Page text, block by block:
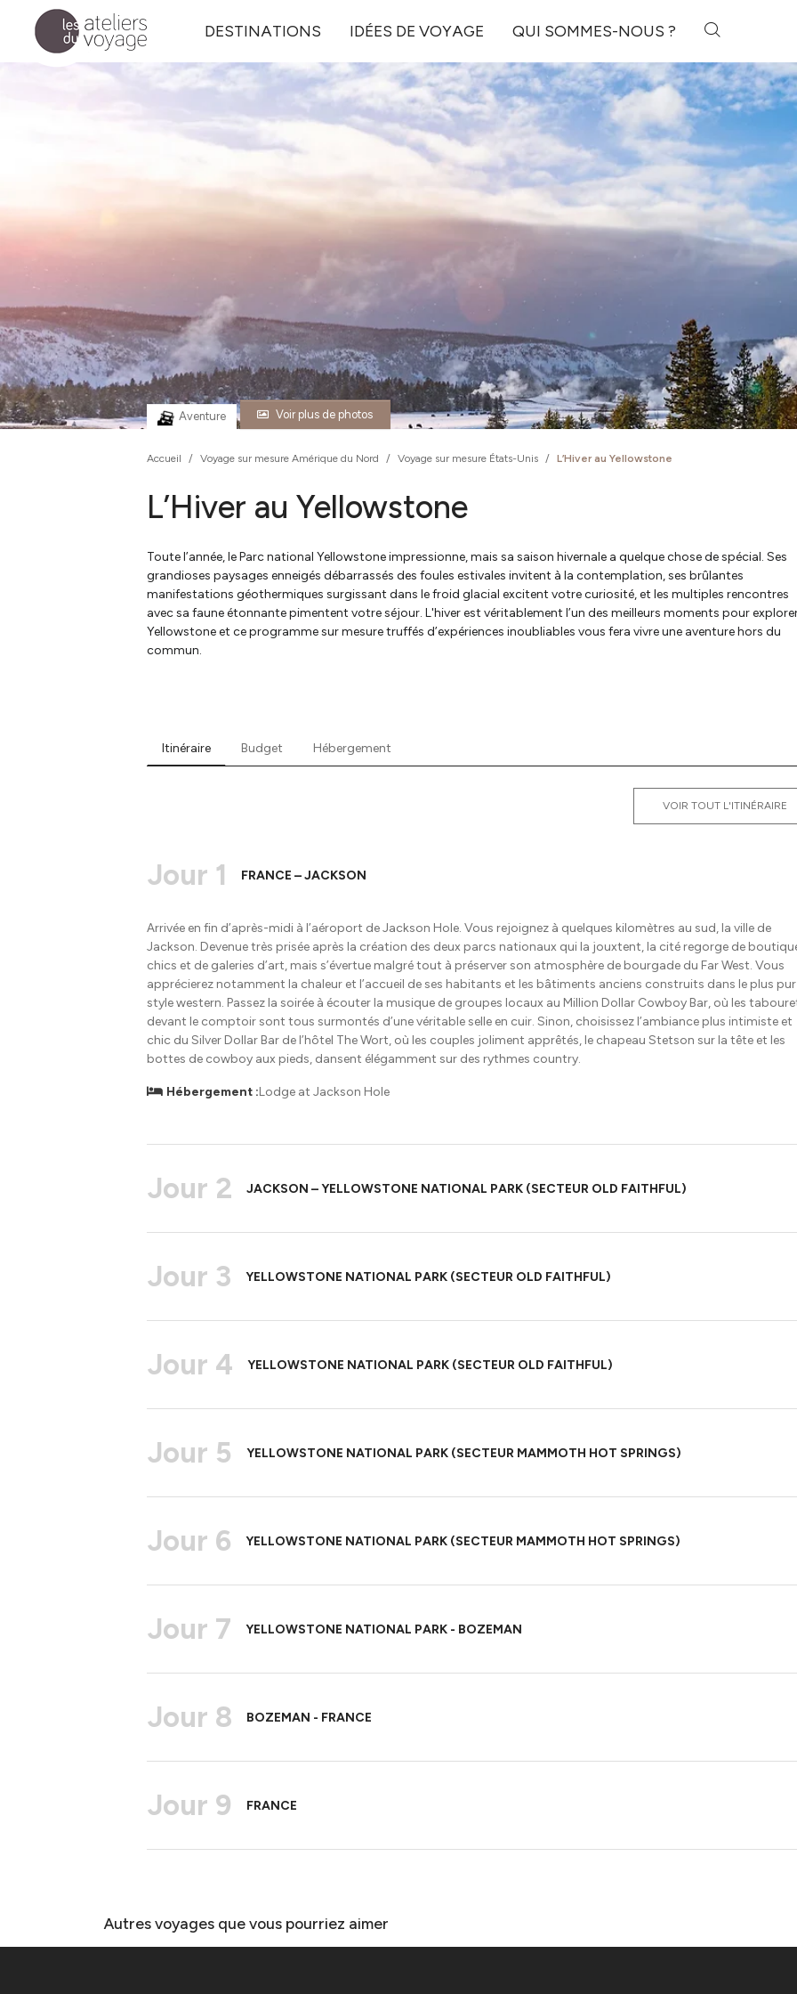
Aller au contenu principal
DESTINATIONS IDÉES DE VOYAGE QUI SOMMES-NOUS ?
Aventure Voir plus de photos
Accueil / Voyage sur mesure Amérique du Nord / Voyage sur mesure États-Unis / L’Hiver au Yellowstone
L’Hiver au Yellowstone
Toute l’année, le Parc national Yellowstone impressionne, mais sa saison hivernale a quelque chose de spécial. Ses
grandioses paysages enneigés débarrassés des foules estivales invitent à la contemplation, ses brûlantes
manifestations géothermiques surgissant dans le froid glacial excitent votre curiosité, et les multiples rencontres
avec sa faune étonnante pimentent votre séjour. L'hiver est véritablement l’un des meilleurs moments pour
Yellowstone et ce programme sur mesure truffés d’expériences inoubliables vous fera vivre une aventure hors du
commun.
Itinéraire Budget Hébergement
VOIR TOUT L'ITINÉRAIRE
Jour 1 FRANCE – JACKSON
Arrivée en fin d’après-midi à l’aéroport de Jackson Hole. Vous rejoignez à quelques kilomètres au sud, la ville de
Jackson. Devenue très prisée après la création des deux parcs nationaux qui la jouxtent, la cité regorge de
chics et de galeries d’art, mais s’évertue malgré tout à préserver son atmosphère de bourgade du Far West. Vous
apprécierez notamment la chaleur et l’accueil de ses habitants et les bâtiments anciens construits dans le plus pur
style western. Passez la soirée à écouter la musique de groupes locaux au Million Dollar Cowboy Bar, où les
devant le comptoir sont tous surmontés d’une véritable selle en cuir. Sinon, choisissez l’ambiance plus intimiste et
chic du Silver Dollar Bar de l’hôtel The Wort, où les couples joliment apprêtés, le chapeau Stetson sur la tête et les
bottes de cowboy aux pieds, dansent élégamment sur des rythmes country.
Hébergement :Lodge at Jackson Hole
Jour 2 JACKSON – YELLOWSTONE NATIONAL PARK (SECTEUR OLD FAITHFUL)
Jour 3 YELLOWSTONE NATIONAL PARK (SECTEUR OLD FAITHFUL)
Jour 4 YELLOWSTONE NATIONAL PARK (SECTEUR OLD FAITHFUL)
Jour 5 YELLOWSTONE NATIONAL PARK (SECTEUR MAMMOTH HOT SPRINGS)
Jour 6 YELLOWSTONE NATIONAL PARK (SECTEUR MAMMOTH HOT SPRINGS)
Jour 7 YELLOWSTONE NATIONAL PARK - BOZEMAN
Jour 8 BOZEMAN - FRANCE
Jour 9 FRANCE
Autres voyages que vous pourriez aimer